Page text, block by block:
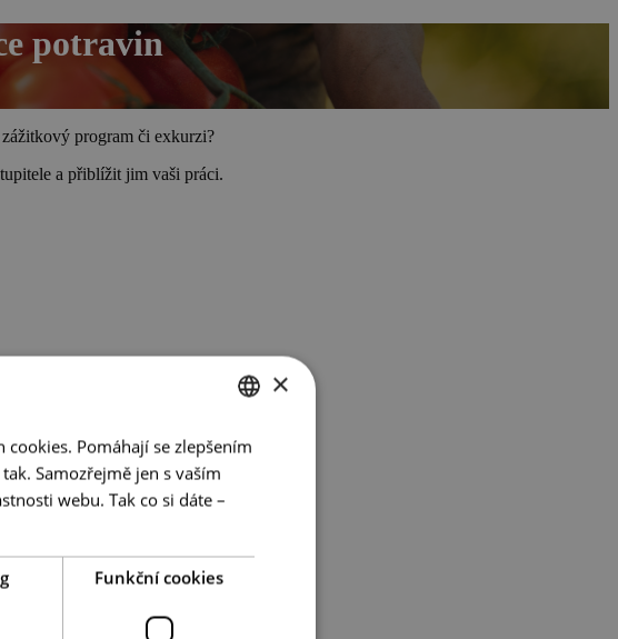
potravin
program či exkurzi?
a přiblížit jim vaši práci.
místní rozvoj.
CZECH
×
Pomáhají se zlepšením
Samozřejmě jen s vaším
webu. Tak co si dáte –
Funkční cookies